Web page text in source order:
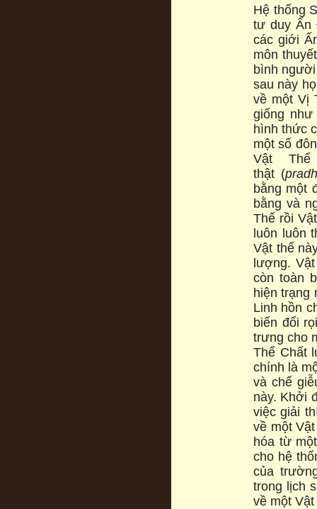
Hệ thống
tư duy Ấn
các giới
môn
bình
sau này
về một Vị
giống
hình thức
một số
Vật
thật (
bằng một
bằng và
Thế rồi
luôn luôn
Vật thể
lượng.
còn toàn
hiện trạng
Linh hồn
biến đổi
trưng cho
Thể Chất
chính là
và chế
này. Khởi
việc giải
về một
hóa từ
cho hệ
của
trong lịch
về một